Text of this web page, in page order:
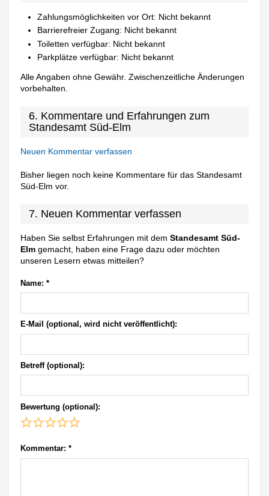
Zahlungsmöglichkeiten vor Ort: Nicht bekannt
Barrierefreier Zugang: Nicht bekannt
Toiletten verfügbar: Nicht bekannt
Parkplätze verfügbar: Nicht bekannt
Alle Angaben ohne Gewähr. Zwischenzeitliche Änderungen
vorbehalten.
6. Kommentare und Erfahrungen zum
Standesamt Süd-Elm
Neuen Kommentar verfassen
Bisher liegen noch keine Kommentare für das Standesamt
Süd-Elm vor.
7. Neuen Kommentar verfassen
Haben Sie selbst Erfahrungen mit demStandesamt Süd-
Elm gemacht, haben eine Frage dazu oder möchten
unseren Lesern etwas mitteilen?
Name: *
E-Mail (optional, wird nicht veröffentlicht):
Betreff (optional):
Bewertung (optional):
Kommentar: *